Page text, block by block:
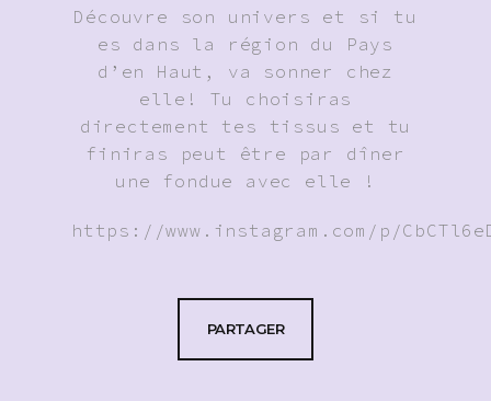
Découvre son univers et si tu
es dans la région du Pays
d’en Haut, va sonner chez
elle! Tu choisiras
directement tes tissus et tu
finiras peut être par dîner
une fondue avec elle !
https://www.instagram.com/p/
PARTAGER